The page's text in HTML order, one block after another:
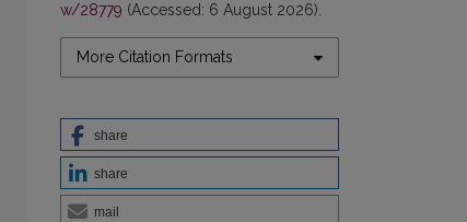
w/28779 (Accessed: 6 August 2026).
More Citation Formats
share
share
mail